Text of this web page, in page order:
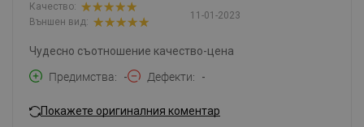
11-01-2023
Качество:
Външен вид:
Чудесно съотношение качество-цена
Предимства
- Дефекти -
Покажете оригиналния коментар